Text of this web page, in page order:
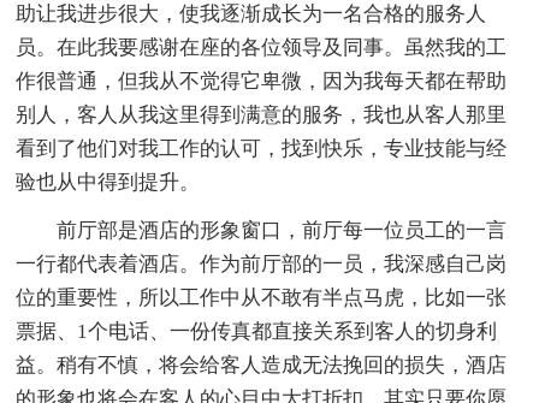
助让我进步很大，使我逐渐成长为一名合格的服务人
员。在此我要感谢在座的各位领导及同事。虽然我的工
作很普通，但我从不觉得它卑微，因为我每天都在帮助
别人，客人从我这里得到满意的服务，我也从客人那里
看到了他们对我工作的认可，找到快乐，专业技能与经
验也从中得到提升。
前厅部是酒店的形象窗口，前厅每一位员工的一言
一行都代表着酒店。作为前厅部的一员，我深感自己岗
位的重要性，所以工作中从不敢有半点马虎，比如一张
票据、1个电话、一份传真都直接关系到客人的切身利
益。稍有不慎，将会给客人造成无法挽回的损失，酒店